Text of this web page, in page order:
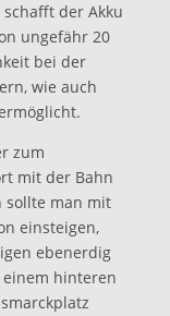
der Akku
ungefähr 20
bei der
wie auch
zum
mit der Bahn
sollte man mit
einsteigen,
ebenerdig
hinteren